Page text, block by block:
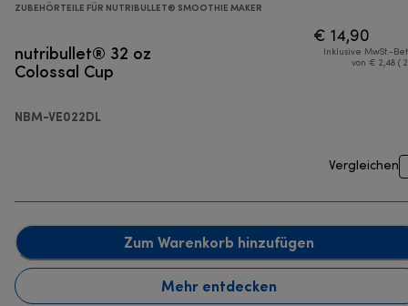
ZUBEHÖRTEILE FÜR NUTRIBULLET® SMOOTHIE MAKER
nutribullet® 32 oz
Colossal Cup
NBM-VE022DL
€ 14,90
Inklusive MwSt.-
von € 2,48 (
Vergleichen
Zum Warenkorb hinzufügen
Mehr entdecken